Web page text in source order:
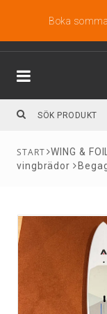
Boka
WING & FOIL
vingbrädor